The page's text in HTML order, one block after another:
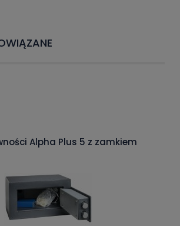
Alpha Plus 5 z zamkiem